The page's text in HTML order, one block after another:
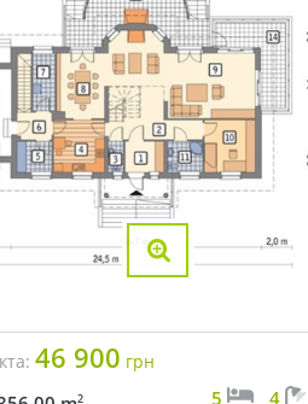
46 900 грн
2 5 4